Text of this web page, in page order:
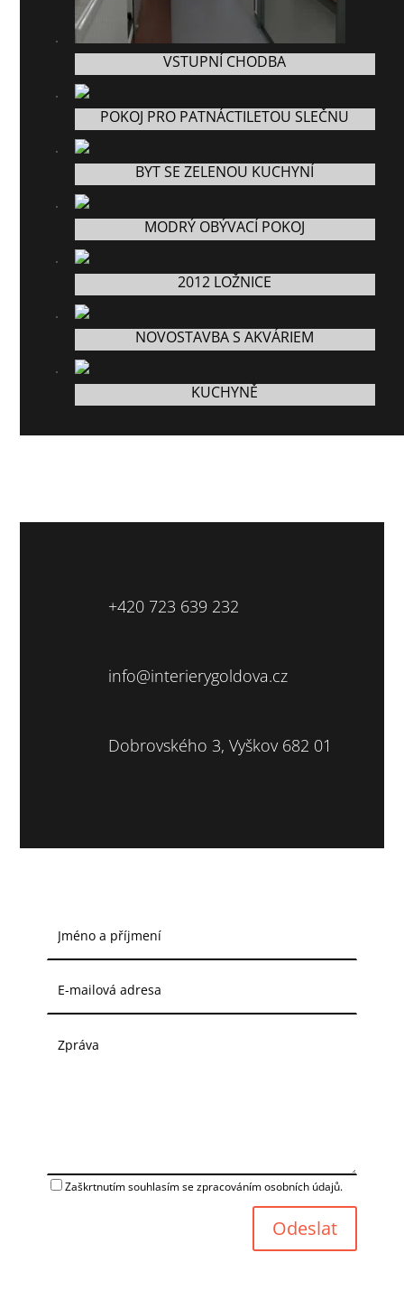
VSTUPNÍ CHODBA
POKOJ PRO PATNÁCTILETOU SLEČNU
BYT SE ZELENOU KUCHYNÍ
MODRÝ OBÝVACÍ POKOJ
2012 LOŽNICE
NOVOSTAVBA S AKVÁRIEM
KUCHYNĚ
+420 723 639 232
info@interierygoldova.cz
Dobrovského 3, Vyškov 682 01
Zaškrtnutím souhlasím se zpracováním osobních údajů.
Odeslat